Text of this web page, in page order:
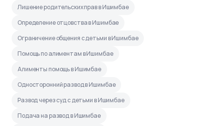
Лишение родительских прав в Ишимбае
Определение отцовства в Ишимбае
Ограничение общения с детьми в Ишимбае
Помощь по алиментам в Ишимбае
Алименты помощь в Ишимбае
Односторонний развод в Ишимбае
Развод через суд с детьми в Ишимбае
Подача на развод в Ишимбае